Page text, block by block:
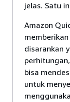
jelas. Satu
Amazon
disarankan
bisa
untuk